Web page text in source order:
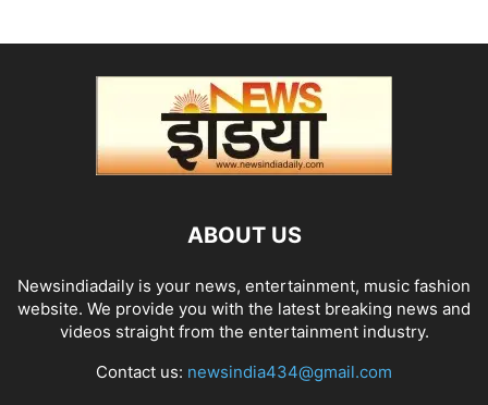
ABOUT US
Newsindiadaily is your news, entertainment, music fashion
website. We provide you with the latest breaking news and
videos straight from the entertainment industry.
Contact us: newsindia434@gmail.com